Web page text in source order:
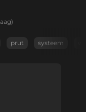
prut systeem